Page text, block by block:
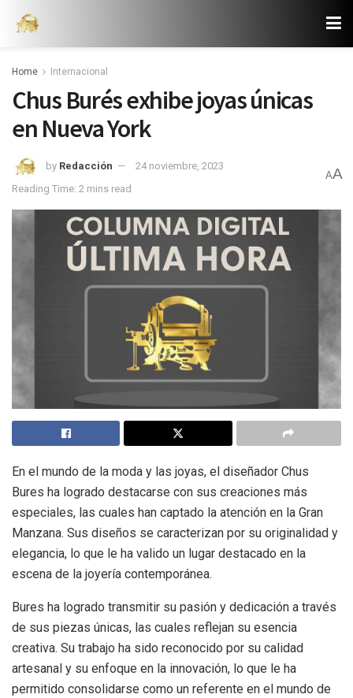
Home Internacional
Chus Burés exhibe joyas únicas
en Nueva York
by Redacción
24 noviembre, 2023
Reading Time: 2 mins read
AA
En el mundo de la moda y las joyas, el diseñador Chus
Bures ha logrado destacarse con sus creaciones más
especiales, las cuales han captado la atención en la Gran
Manzana. Sus diseños se caracterizan por su originalidad y
elegancia, lo que le ha valido un lugar destacado en la
escena de la joyería contemporánea.
Bures ha logrado transmitir su pasión y dedicación a través
de sus piezas únicas, las cuales reflejan su esencia
creativa. Su trabajo ha sido reconocido por su calidad
artesanal y su enfoque en la innovación, lo que le ha
permitido consolidarse como un referente en el mundo de